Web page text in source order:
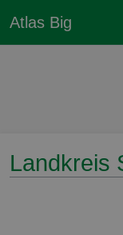
Atlas Big
Landkreis